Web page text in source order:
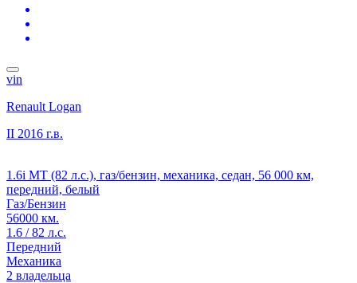
vin
Renault Logan
II 2016 г.в.
1.6i MT (82 л.с.), газ/бензин, механика, седан, 56 000 км,
передний, белый
Газ/Бензин
56000 км.
1.6 / 82 л.с.
Передний
Механика
2 владельца